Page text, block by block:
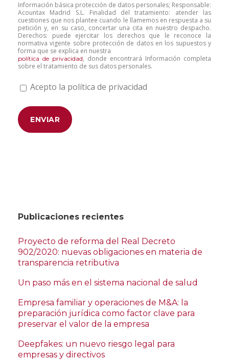
Información básica protección de datos personales; Responsable:
Acountax Madrid S.L. Finalidad del tratamiento: atender las
cuestiones que nos plantee cuando le llamemos en respuesta a su
petición y, en su caso, concertar una cita en nuestro despacho.
Derechos: puede ejercitar los derechos que le reconoce la
normativa vigente sobre protección de datos en los supuestos y
forma que se explica en nuestra
política de privacidad, donde encontrará Información completa
sobre el tratamiento de sus datos personales.
Acepto la política de privacidad
Publicaciones recientes
Proyecto de reforma del Real Decreto
902/2020: nuevas obligaciones en materia de
transparencia retributiva
Un paso más en el sistema nacional de salud
Empresa familiar y operaciones de M&A: la
preparación jurídica como factor clave para
preservar el valor de la empresa
Deepfakes: un nuevo riesgo legal para
empresas y directivos